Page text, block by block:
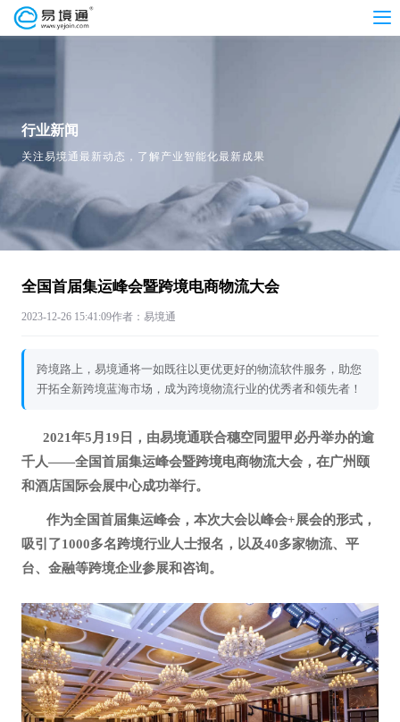
行业新闻
关注易境通最新动态，了解产业智能化最新成果
全国首届集运峰会暨跨境电商物流大会
2023-12-26 15:41:09作者：易境通
跨境路上，易境通将一如既往以更优更好的物流软件服务，助您
开拓全新跨境蓝海市场，成为跨境物流行业的优秀者和领先者！
2021年5月19日，由易境通联合穗空同盟甲必丹举办的逾
千人——全国首届集运峰会暨跨境电商物流大会，在广州颐
和酒店国际会展中心成功举行。
作为全国首届集运峰会，本次大会以峰会+展会的形式，
吸引了1000多名跨境行业人士报名，以及40多家物流、平
台、金融等跨境企业参展和咨询。